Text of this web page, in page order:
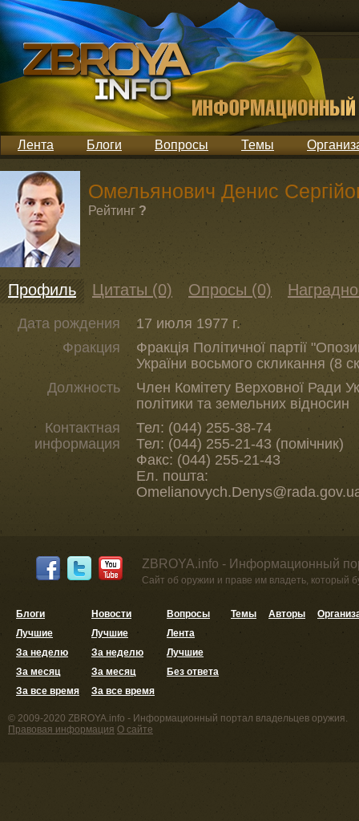
Лента Блоги Вопросы Темы
Омельянович Денис
Рейтинг ?
Профиль Цитаты (0) Опросы (0)
Дата рождения
17 июля 1977 г.
Фракция
Фракція Політичної партії
України восьмого скликання (8
Должность
Член Комітету Верховної Ради
політики та земельних відносин
Контактная
информация
Тел: (044) 255-38-74
Тел: (044) 255-21-43 (помічник)
Факс: (044) 255-21-43
Ел. пошта:
ZBROYA.info - Информационный
Сайт об оружии и праве им владеть, который
Блоги
Лучшие
За неделю
За месяц
За все время
Новости
Лучшие
За неделю
За месяц
За все время
Вопросы
Лента
Лучшие
Без ответа
Темы Авторы
© 2009-2020 ZBROYA.info - Информационный портал владельцев оружия.
Правовая информация О сайте